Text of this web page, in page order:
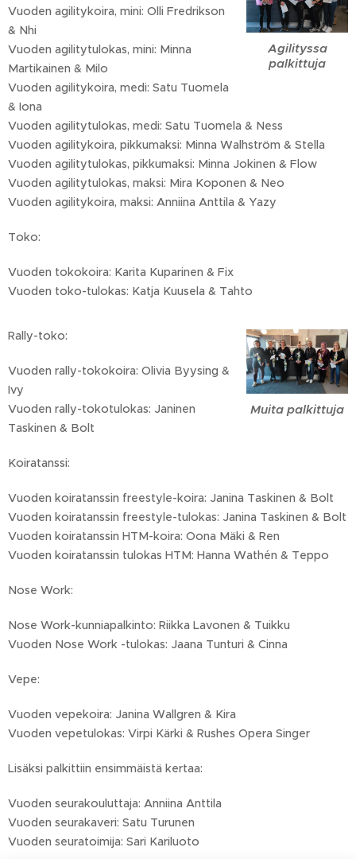
Agilityssa
palkittuja
Vuoden agilitykoira, mini: Olli Fredrikson
& Nhi
Vuoden agilitytulokas, mini: Minna
Martikainen & Milo
Vuoden agilitykoira, medi: Satu Tuomela
& Iona
Vuoden agilitytulokas, medi: Satu Tuomela & Ness
Vuoden agilitykoira, pikkumaksi: Minna Walhström & Stella
Vuoden agilitytulokas, pikkumaksi: Minna Jokinen & Flow
Vuoden agilitytulokas, maksi: Mira Koponen & Neo
Vuoden agilitykoira, maksi: Anniina Anttila & Yazy
Toko:
Vuoden tokokoira: Karita Kuparinen & Fix
Vuoden toko-tulokas: Katja Kuusela & Tahto
Muita palkittuja
Rally-toko:
Vuoden rally-tokokoira: Olivia Byysing &
Ivy
Vuoden rally-tokotulokas: Janinen
Taskinen & Bolt
Koiratanssi:
Vuoden koiratanssin freestyle-koira: Janina Taskinen & Bolt
Vuoden koiratanssin freestyle-tulokas: Janina Taskinen & Bolt
Vuoden koiratanssin HTM-koira: Oona Mäki & Ren
Vuoden koiratanssin tulokas HTM: Hanna Wathén & Teppo
Nose Work:
Nose Work-kunniapalkinto: Riikka Lavonen & Tuikku
Vuoden Nose Work -tulokas: Jaana Tunturi & Cinna
Vepe:
Vuoden vepekoira: Janina Wallgren & Kira
Vuoden vepetulokas: Virpi Kärki & Rushes Opera Singer
Lisäksi palkittiin ensimmäistä kertaa:
Vuoden seurakouluttaja: Anniina Anttila
Vuoden seurakaveri: Satu Turunen
Vuoden seuratoimija: Sari Kariluoto